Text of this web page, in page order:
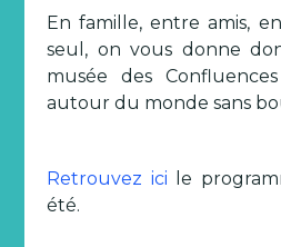
En famille, entre amis,
seul, on vous donne
musée des
autour du monde sans
Retrouvez ici le
été.